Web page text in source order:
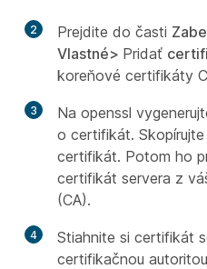
2 Prejdite do časti
Vlastné> Pridať
koreňové certifikáty
3
Na openssl
o certifikát.
certifikát. Potom ho
certifikát servera z
(CA).
4
Stiahnite si certifikát
certifikačnou